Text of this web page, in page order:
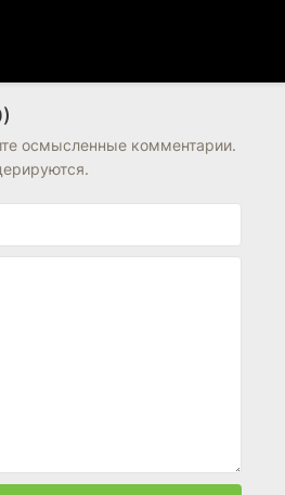
осмысленные комментарии.